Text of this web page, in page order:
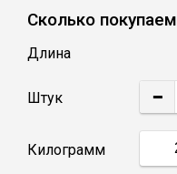
Катанка
Сколько покупаем
Длина
Штук −
Килограмм